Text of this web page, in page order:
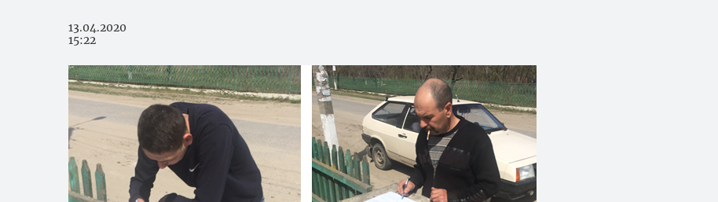
13.04.2020
15:22